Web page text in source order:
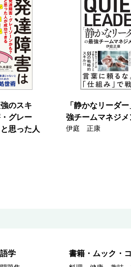
のスキ
グレー
思った人
「静かなリーダ
強チームマネジメ
伊庭 正康
学 書籍・ムック・